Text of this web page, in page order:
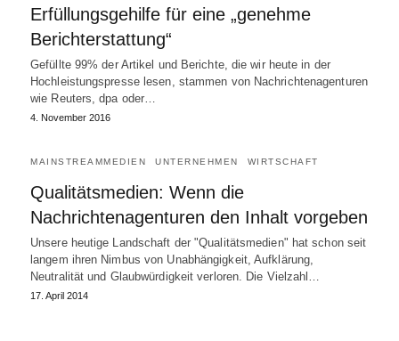
Erfüllungsgehilfe für eine „genehme
Berichterstattung“
Gefüllte 99% der Artikel und Berichte, die wir heute in der
Hochleistungspresse lesen, stammen von Nachrichtenagenturen
wie Reuters, dpa oder…
4. November 2016
MAINSTREAMMEDIEN UNTERNEHMEN WIRTSCHAFT
Qualitätsmedien: Wenn die
Nachrichtenagenturen den Inhalt vorgeben
Unsere heutige Landschaft der "Qualitätsmedien" hat schon seit
langem ihren Nimbus von Unabhängigkeit, Aufklärung,
Neutralität und Glaubwürdigkeit verloren. Die Vielzahl…
17. April 2014